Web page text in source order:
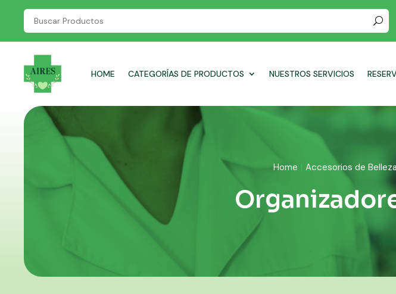
HOME CATEGORÍAS DE PRODUCTOS NUESTROS SERVICIOS
Home Accesorios de Belleza